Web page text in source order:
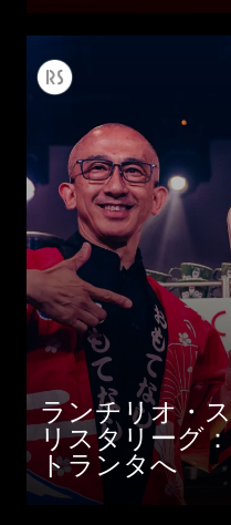
ランチリオ・
リスタリーグ
トランタへ
ダウンロード
もっと見る